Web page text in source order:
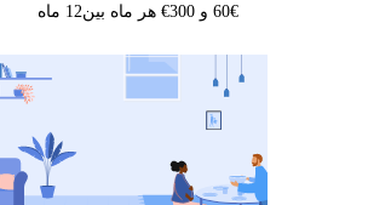
60€ و 300€ هر ماه بین 12 ماه